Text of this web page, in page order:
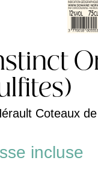
Coteaux de
incluse